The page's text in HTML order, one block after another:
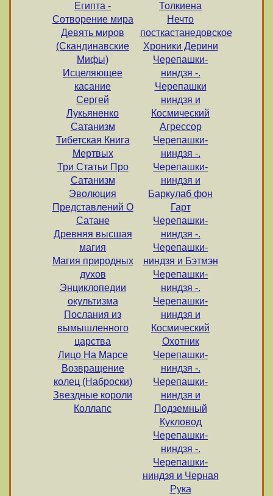
Египта -
Сотворение мира
Девять миров
(Скандинавские
Мифы)
Исцеляющее
касание
Сергей
Лукьяненко
Сатанизм
Тибетская Книга
Мертвых
Три Статьи Про
Сатанизм
Эволюция
Представлений О
Сатане
Древняя высшая
магия
Магия природных
духов
Энциклопедии
окультизма
Послания из
вымышленного
царства
Лицо На Марсе
Возвращение
колец (Наброски)
Звездные короли
Коллапс
Толкиена
Нечто
посткастанедовское
Хроники Дерини
Черепашки-
ниндзя -.
Черепашки
ниндзя и
Космический
Агрессор
Черепашки-
ниндзя -.
Черепашки-
ниндзя и
Баркулаб фон
Гарт
Черепашки-
ниндзя -.
Черепашки-
ниндзя и Бэтмэн
Черепашки-
ниндзя -.
Черепашки-
ниндзя и
Космический
Охотник
Черепашки-
ниндзя -.
Черепашки-
ниндзя и
Подземный
Кукловод
Черепашки-
ниндзя -.
Черепашки-
ниндзя и Черная
Рука